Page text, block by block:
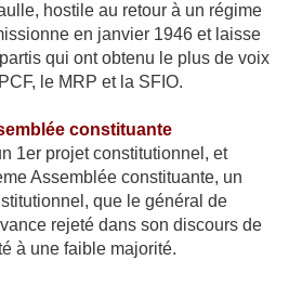
hostile au retour à un régime
en janvier 1946 et laisse
qui ont obtenu le plus de voix
le MRP et la SFIO.
constituante
1er projet constitutionnel, et
Assemblée constituante, un
que le général de
rejeté dans son discours de
à une faible majorité.